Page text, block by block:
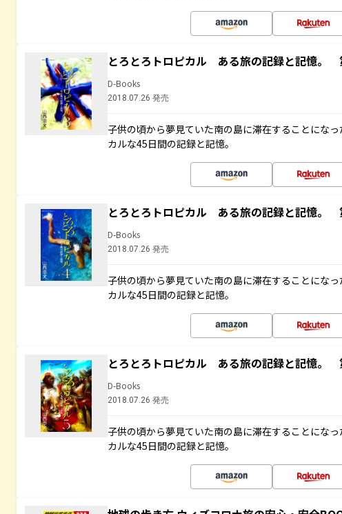
とろとろトロピカル ある旅の記録と記憶。
D-Books
2018.07.26 発売
子供の頃から夢見ていた南の島に滞在することにな
カルな45日間の記録と記憶。
とろとろトロピカル ある旅の記録と記憶。
D-Books
2018.07.26 発売
子供の頃から夢見ていた南の島に滞在することにな
カルな45日間の記録と記憶。
とろとろトロピカル ある旅の記録と記憶。
D-Books
2018.07.26 発売
子供の頃から夢見ていた南の島に滞在することにな
カルな45日間の記録と記憶。